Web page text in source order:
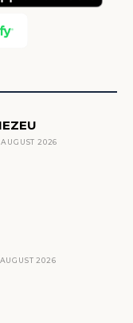
AUGUST 2026
2026